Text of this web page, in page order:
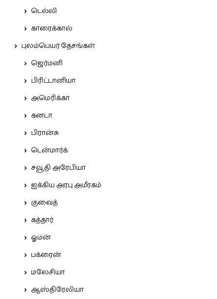
டெல்லி
காரைக்கால்
புலம்பெயர் தேசங்கள்
ஜெர்மனி
பிரிட்டானியா
அமெரிக்கா
கனடா
பிரான்சு
டென்மார்க்
சவூதி அரேபியா
ஐக்கிய அரபு அமீரகம்
குவைத்
கத்தார்
ஓமன்
பக்ரைன்
மலேசியா
ஆஸ்திரேலியா